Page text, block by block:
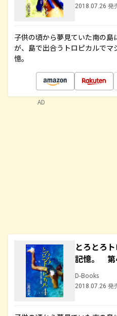
2018.07.26 発
子供の頃から夢見ていた南の
が、島で出合うトロピカルで
憶。
とろとろ
記憶。 第
D-Books
2018.07.26 発
AD